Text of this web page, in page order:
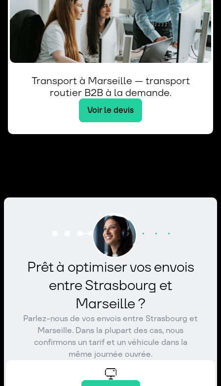
Transport à Marseille — transport
routier B2B à la demande.
Voir le devis
Prêt à optimiser vos envois
entre Strasbourg et
Marseille ?
Parlez-nous de vos envois entre Strasbourg et
Marseille. Dans la plupart des cas, nous
confirmons un tarif et un véhicule dans la
même journée ouvrée.